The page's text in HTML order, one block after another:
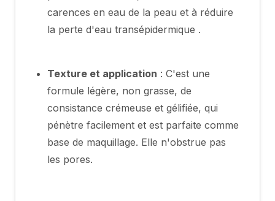
carences en eau de la peau et à réduire
la perte d'eau transépidermique .
Texture et application : C'est une
formule légère, non grasse, de
consistance crémeuse et gélifiée, qui
pénètre facilement et est parfaite comme
base de maquillage. Elle n'obstrue pas
les pores.